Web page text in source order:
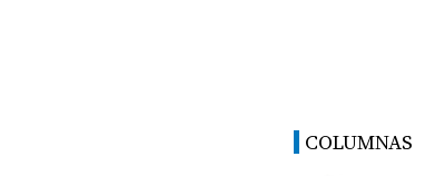
COLUMNAS